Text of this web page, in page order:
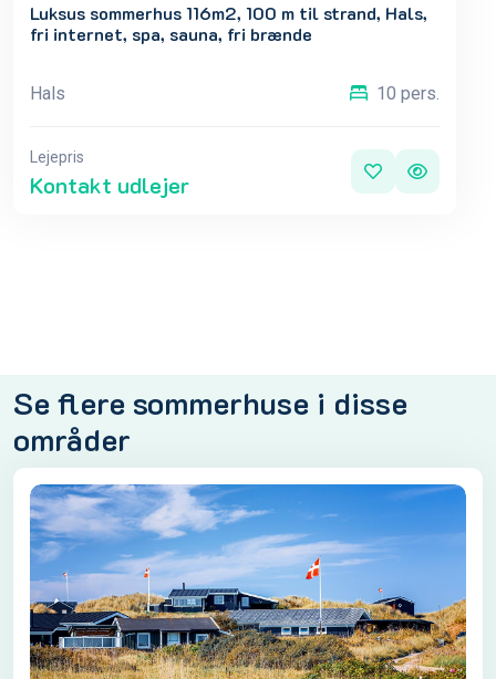
Luksus sommerhus 116m2, 100 m til strand, Hals,
fri internet, spa, sauna, fri brænde
Hals 10 pers.
Lejepris
Kontakt udlejer
Se flere sommerhuse i disse
områder